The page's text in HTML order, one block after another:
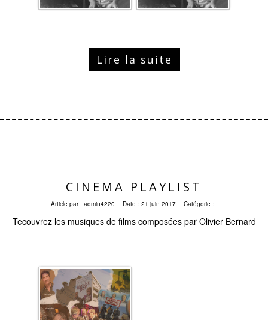
Lire la suite
CINEMA PLAYLIST
Article par : admin4220 Date : 21 juin 2017 Catégorie :
Tecouvrez les musiques de films composées par Olivier Bernard